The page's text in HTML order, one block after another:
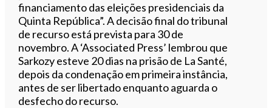
financiamento das eleições presidenciais da
Quinta República”. A decisão final do tribunal
de recurso está prevista para 30 de
novembro. A ‘Associated Press’ lembrou que
Sarkozy esteve 20 dias na prisão de La Santé,
depois da condenação em primeira instância,
antes de ser libertado enquanto aguarda o
desfecho do recurso.